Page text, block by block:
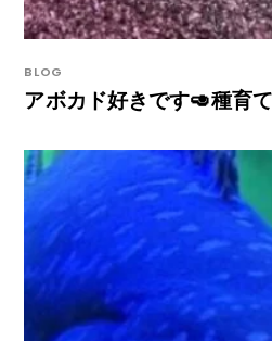
BLOG
アボカド好きです🥑種育